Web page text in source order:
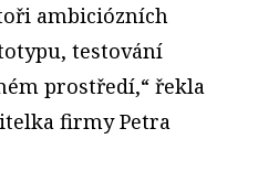
ambiciózních
testování
prostředí,“ řekla
firmy Petra